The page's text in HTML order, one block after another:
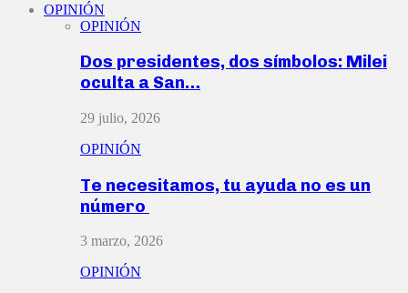
OPINIÓN
OPINIÓN
Dos presidentes, dos símbolos: Milei
oculta a San…
29 julio, 2026
OPINIÓN
Te necesitamos, tu ayuda no es un
número
3 marzo, 2026
OPINIÓN